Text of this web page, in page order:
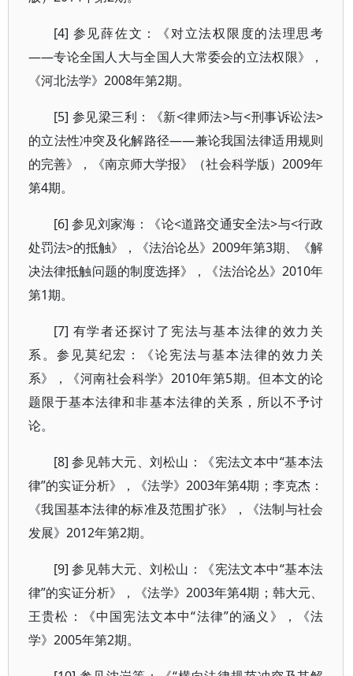
[4] 参见薛佐文：《对立法权限度的法理思考
——专论全国人大与全国人大常委会的立法权限》，
《河北法学》2008年第2期。
[5] 参见梁三利：《新<律师法>与<刑事诉讼法>
的立法性冲突及化解路径——兼论我国法律适用规则
的完善》，《南京师大学报》（社会科学版）2009年
第4期。
[6] 参见刘家海：《论<道路交通安全法>与<行政
处罚法>的抵触》，《法治论丛》2009年第3期、《解
决法律抵触问题的制度选择》，《法治论丛》2010年
第1期。
[7] 有学者还探讨了宪法与基本法律的效力关
系。参见莫纪宏：《论宪法与基本法律的效力关
系》，《河南社会科学》2010年第5期。但本文的论
题限于基本法律和非基本法律的关系，所以不予讨
论。
[8] 参见韩大元、刘松山：《宪法文本中“基本法
律”的实证分析》，《法学》2003年第4期；李克杰：
《我国基本法律的标准及范围扩张》，《法制与社会
发展》2012年第2期。
[9] 参见韩大元、刘松山：《宪法文本中“基本法
律”的实证分析》，《法学》2003年第4期；韩大元、
王贵松：《中国宪法文本中“法律”的涵义》，《法
学》2005年第2期。